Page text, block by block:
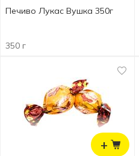
Печиво Лукас Вушка 350г
350 г
+